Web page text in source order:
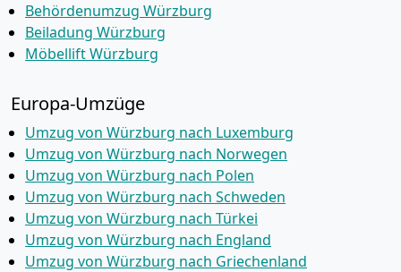
Behördenumzug Würzburg
Beiladung Würzburg
Möbellift Würzburg
Europa-Umzüge
Umzug von Würzburg nach Luxemburg
Umzug von Würzburg nach Norwegen
Umzug von Würzburg nach Polen
Umzug von Würzburg nach Schweden
Umzug von Würzburg nach Türkei
Umzug von Würzburg nach England
Umzug von Würzburg nach Griechenland